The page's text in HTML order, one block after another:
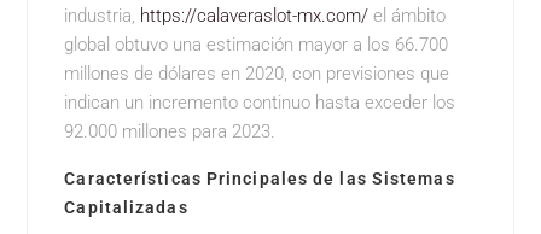
industria, https://calaveraslot-mx.com/ el ámbito
global obtuvo una estimación mayor a los 66.700
millones de dólares en 2020, con previsiones que
indican un incremento continuo hasta exceder los
92.000 millones para 2023.
Características Principales de las Sistemas
Capitalizadas